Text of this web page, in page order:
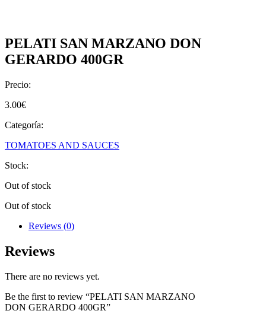
PELATI SAN MARZANO DON
GERARDO 400GR
Precio:
3.00€
Categoría:
TOMATOES AND SAUCES
Stock:
Out of stock
Out of stock
Reviews (0)
Reviews
There are no reviews yet.
Be the first to review “PELATI SAN MARZANO
DON GERARDO 400GR”